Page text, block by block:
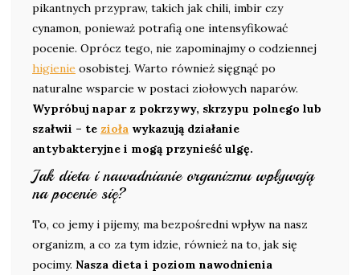
pikantnych przypraw, takich jak chili, imbir czy
cynamon, ponieważ potrafią one intensyfikować
pocenie. Oprócz tego, nie zapominajmy o codziennej
higienie osobistej. Warto również sięgnąć po
naturalne wsparcie w postaci ziołowych naparów.
Wypróbuj napar z pokrzywy, skrzypu polnego lub
szałwii – te zioła wykazują działanie
antybakteryjne i mogą przynieść ulgę.
Jak dieta i nawadnianie organizmu wpływają
na pocenie się?
To, co jemy i pijemy, ma bezpośredni wpływ na nasz
organizm, a co za tym idzie, również na to, jak się
pocimy. Nasza dieta i poziom nawodnienia